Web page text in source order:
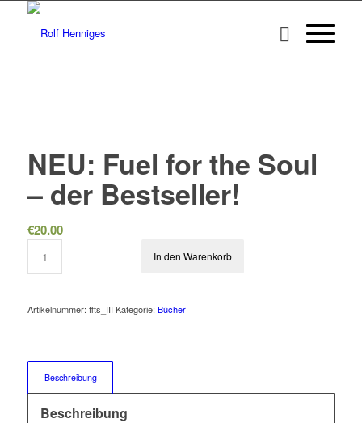
NEU: Fuel for the Soul
– der Bestseller!
€20.00
In den Warenkorb
Artikelnummer: ffts_III Kategorie: Bücher
Beschreibung
Beschreibung